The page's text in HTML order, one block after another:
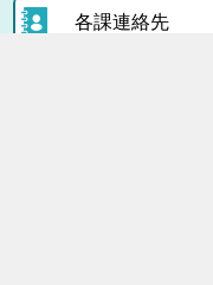
各課連絡先